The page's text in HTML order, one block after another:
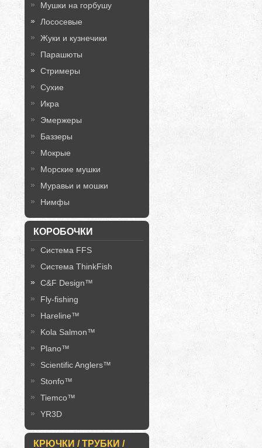
Мушки на горбушу
Лососевые
Жуки и кузнечики
Парашюты
Стримеры
Сухие
Икра
Эмержеры
Баззеры
Мокрые
Морские мушки
Муравьи и мошки
Нимфы
КОРОБОЧКИ
Система FFS
Система ThinkFish
C&F Design™
Fly-fishing
Hareline™
Kola Salmon™
Plano™
Scientific Anglers™
Stonfo™
Tiemco™
YR3D
КРЮЧКИ / ТРУБКИ /